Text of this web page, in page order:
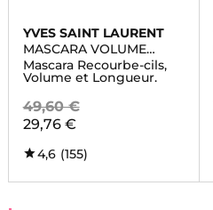
YVES SAINT LAURENT
MASCARA VOLUME
EFFET FAUX CILS THE
CURLER
Mascara Recourbe-cils,
Volume et Longueur.
49,60 €
29,76 €
4,6 (155)